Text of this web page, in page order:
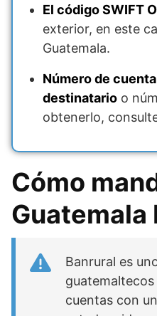
El código SWIFT
exterior, en este
Guatemala.
Número de
destinatario o
obtenerlo,
Cómo
Guatemala
Banrural es
cuentas con